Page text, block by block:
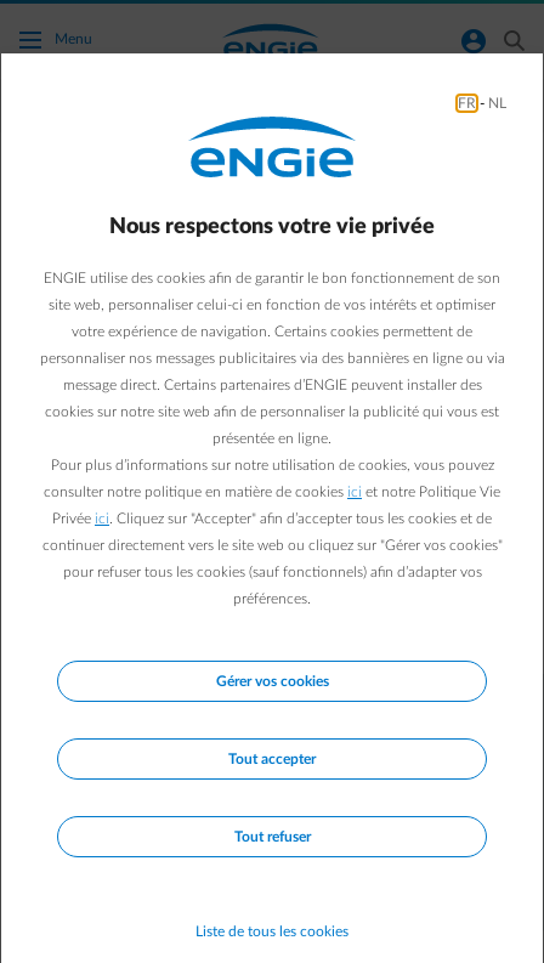
Accéder au contenu principal
Menu normal-account-circle search
Panneaux solaires
Panneaux solaires :
comment comparer les
devis
22/11/2019 ·
Vous avez décidé de faire placer des panneaux solaires et
vous souhaitez demander plusieurs offres de prix. Pour
faire votre choix, il faudra comparer les devis. Mais
FR - NL
Nous respectons votre vie privée
ENGIE utilise des cookies afin de garantir le bon fonctionnement de son
site web, personnaliser celui-ci en fonction de vos intérêts et optimiser
votre expérience de navigation. Certains cookies permettent de
personnaliser nos messages publicitaires via des bannières en ligne ou via
message direct. Certains partenaires d’ENGIE peuvent installer des
cookies sur notre site web afin de personnaliser la publicité qui vous est
présentée en ligne.
Pour plus d’informations sur notre utilisation de cookies, vous pouvez
consulter notre politique en matière de cookies ici et notre Politique Vie
Privée ici . Cliquez sur "Accepter" afin d’accepter tous les cookies et de
continuer directement vers le site web ou cliquez sur "Gérer vos cookies"
pour refuser tous les cookies (sauf fonctionnels) afin d’adapter vos
préférences.
Gérer vos cookies
Tout accepter
Tout refuser
Liste de tous les cookies